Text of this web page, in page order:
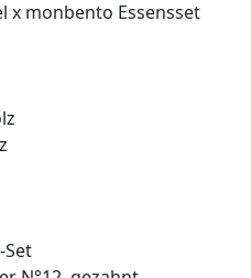
x monbento Essensset